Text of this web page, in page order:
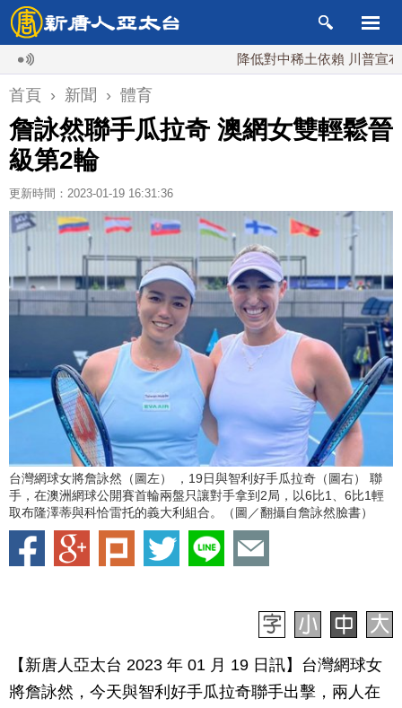
降低對中稀土依賴 川普宣布礦業
首頁 › 新聞 › 體育
詹詠然聯手瓜拉奇 澳網女雙輕鬆晉
級第2輪
更新時間：2023-01-19 16:31:36
台灣網球女將詹詠然（圖左） ，19日與智利好手瓜拉奇（圖右） 聯
手，在澳洲網球公開賽首輪兩盤只讓對手拿到2局，以6比1、6比1輕
取布隆澤蒂與科恰雷托的義大利組合。（圖／翻攝自詹詠然臉書）
【新唐人亞太台 2023 年 01 月 19 日訊】台灣網球女
將詹詠然，今天與智利好手瓜拉奇聯手出擊，兩人在